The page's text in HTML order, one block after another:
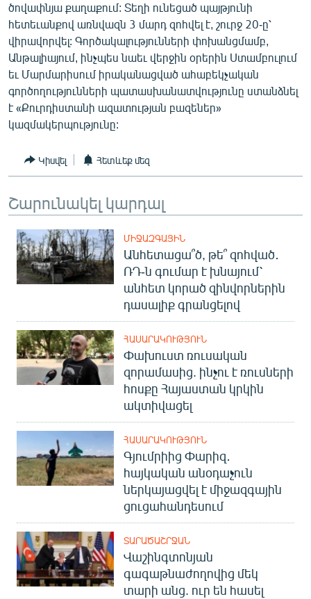
Русский
ՀԵՏԵՎԵՔ ՄԵԶ
ծովափնյա քաղաքում: Տեղի ունեցած պայթյունի
հետեւանքով առնվազն 3 մարդ զոհվել է, շուրջ 20-ը՝
վիրավորվել: Գործակալությունների փոխանցմամբ,
Անթալիայում, ինչպես նաեւ վերջին օրերին Ստամբուլում
եւ Մարմարիսում իրականացված ահաբեկչական
գործողությունների պատասխանատվությունը ստանձնել
է «Քուրդիստանի ազատության բազեներ»
կազմակերպությունը:
Կիսվել Հետևեք մեզ
Շարունակել կարդալ
ՄԻՋԱԶԳԱՅԻՆ
Անհետացա՞ծ, թե՞ զոհված․
ՌԴ-ն գումար է խնայում՝
անհետ կորած զինվորներին
դասալիք գրանցելով
ՀԱՍԱՐԱԿՈՒԹՅՈՒՆ
Փախուստ ռուսական
զորամասից. ինչու է ռուսների
հոսքը Հայաստան կրկին
ակտիվացել
ՀԱՍԱՐԱԿՈՒԹՅՈՒՆ
Գյումրիից Փարիզ․
հայկական անօդաչուն
ներկայացվել է միջազգային
ցուցահանդեսում
ՏԱՐԱԾԱՇՐՋԱՆ
Վաշինգտոնյան
գագաթնաժողովից մեկ
տարի անց. ուր են հասել